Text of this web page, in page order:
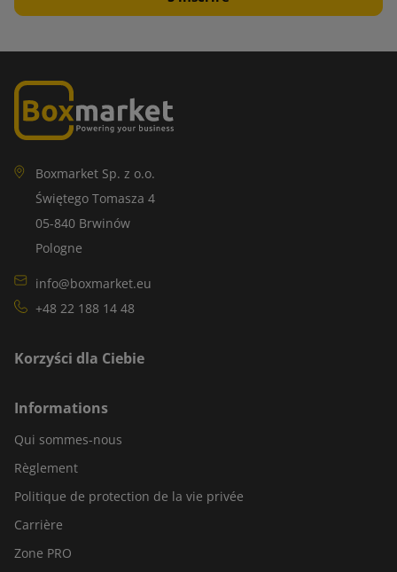
Boxmarket Sp. z o.o.
Świętego Tomasza 4
05-840 Brwinów
Pologne
info@boxmarket.eu
+48 22 188 14 48
Korzyści dla Ciebie
Informations
Qui sommes-nous
Règlement
Politique de protection de la vie privée
Carrière
Zone PRO